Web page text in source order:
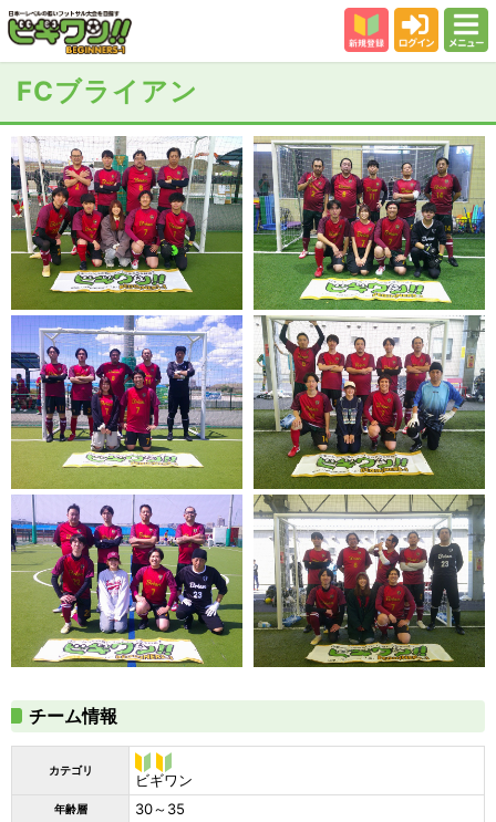
カテゴリー
会場
大会結果
スタッフ紹介
よくある質問
参加者の声
FCブライアン
チーム情報
カテゴリ
ビギ
ワン
ビギワン
年齢層 30～35